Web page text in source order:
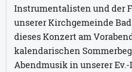
Instrumentalisten und der
unserer Kirchgemeinde
dieses Konzert am
kalendarischen
Abendmusik in unserer Ev.-